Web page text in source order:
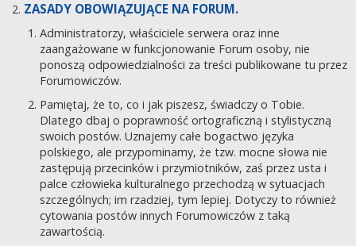
ZASADY OBOWIĄZUJĄCE NA FORUM.
Administratorzy, właściciele serwera oraz inne
zaangażowane w funkcjonowanie Forum osoby, nie
ponoszą odpowiedzialności za treści publikowane tu przez
Forumowiczów.
Pamiętaj, że to, co i jak piszesz, świadczy o Tobie.
Dlatego dbaj o poprawność ortograficzną i stylistyczną
swoich postów. Uznajemy całe bogactwo języka
polskiego, ale przypominamy, że tzw. mocne słowa nie
zastępują przecinków i przymiotników, zaś przez usta i
palce człowieka kulturalnego przechodzą w sytuacjach
szczególnych; im rzadziej, tym lepiej. Dotyczy to również
cytowania postów innych Forumowiczów z taką
zawartością.